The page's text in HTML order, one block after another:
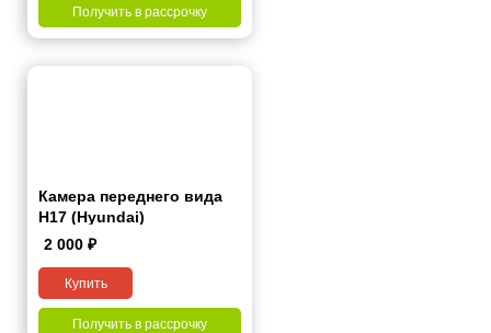
Получить в рассрочку
Камера переднего вида
H17 (Hyundai)
2 000 ₽
Купить
Получить в рассрочку